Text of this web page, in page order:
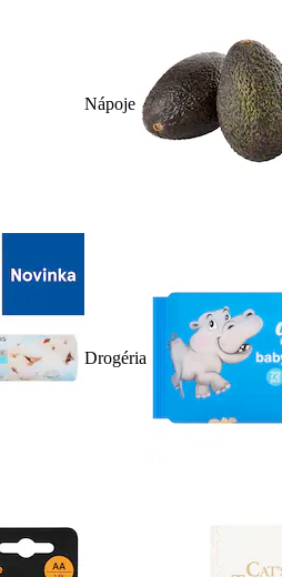
Nápoje
Drogéria